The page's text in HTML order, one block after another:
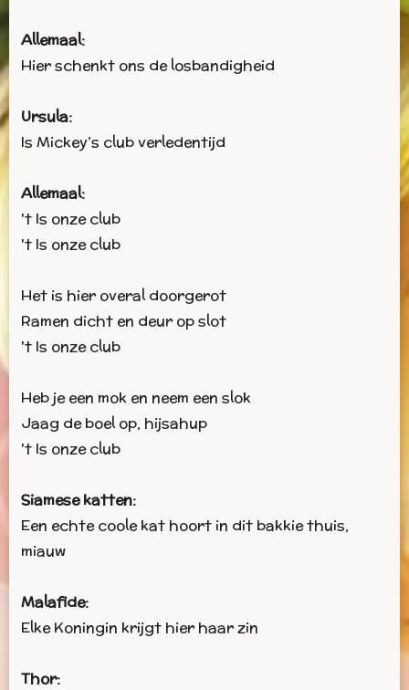
Allemaal:
Hier schenkt ons de losbandigheid
Ursula:
Is Mickey’s club verledentijd
Allemaal:
't Is onze club
't Is onze club
Het is hier overal doorgerot
Ramen dicht en deur op slot
't Is onze club
Heb je een mok en neem een slok
Jaag de boel op, hijsahup
't Is onze club
Siamese katten:
Een echte coole kat hoort in dit bakkie thuis,
miauw
Malafide:
Elke Koningin krijgt hier haar zin
Thor: